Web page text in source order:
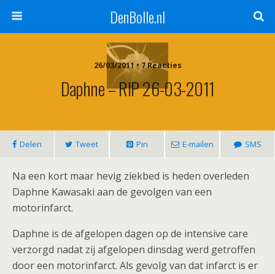
DenBolle.nl
26/03/2011 • 7 Reacties
Daphne – RIP 26-03-2011
Delen Tweet Pin E-mailen SMS
Na een kort maar hevig ziekbed is heden overleden
Daphne Kawasaki aan de gevolgen van een
motorinfarct.
Daphne is de afgelopen dagen op de intensive care
verzorgd nadat zij afgelopen dinsdag werd getroffen
door een motorinfarct. Als gevolg van dat infarct is er